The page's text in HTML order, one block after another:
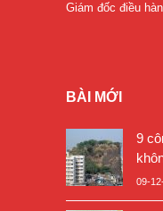
Giám đốc điều
BÀI MỚI
9
09-